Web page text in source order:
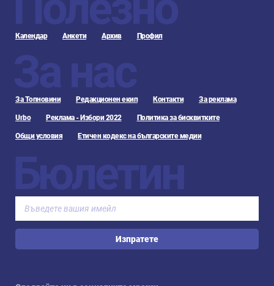
Календар Анкети Архив Профил
За нас
За Топновини Редакционен екип Контакти За реклама
Urbo Реклама - Избори 2022 Политика за бисквитките
Общи условия Етичен кодекс на българските медии
Бюлетин
Изпратете